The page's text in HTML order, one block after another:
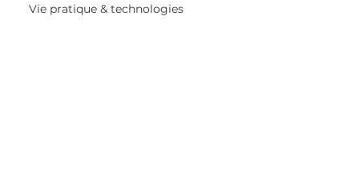
Vie pratique & technologies